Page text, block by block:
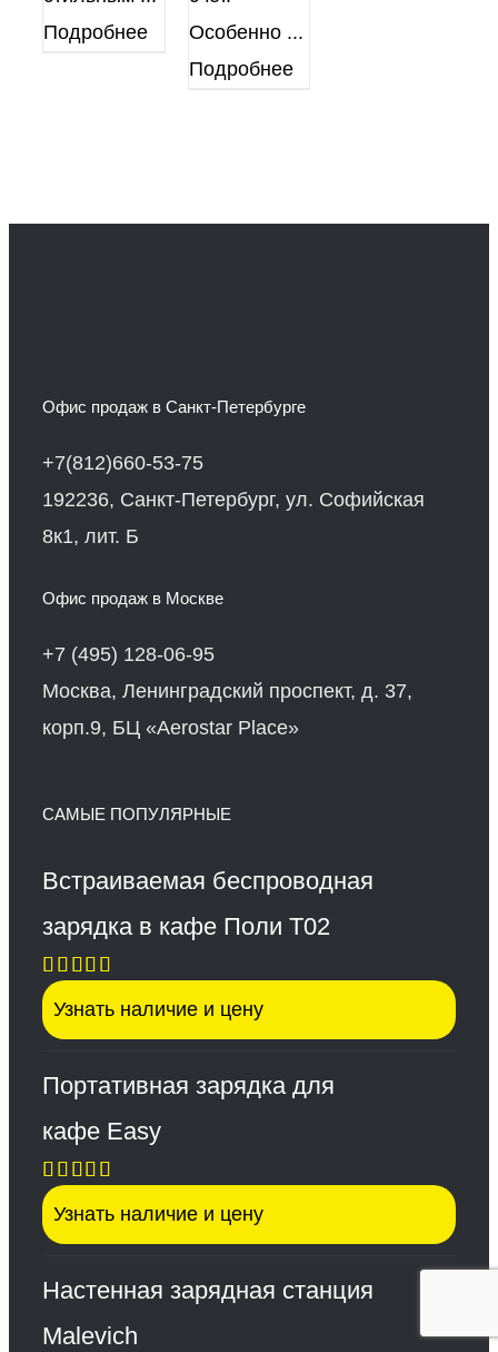
Подробнее
Особенно ...
Подробнее
Офис продаж в Санкт-Петербурге
+7(812)660-53-75
192236, Санкт-Петербург, ул. Софийская
8к1, лит. Б
Офис продаж в Москве
+7 (495) 128-06-95
Москва, Ленинградский проспект, д. 37,
корп.9, БЦ «Aerostar Place»
САМЫЕ ПОПУЛЯРНЫЕ
Встраиваемая беспроводная
зарядка в кафе Поли Т02
Оценка
5.00из 5
Узнать наличие и цену
Портативная зарядка для
кафе Easy
Оценка
5.00из 5
Узнать наличие и цену
Настенная зарядная станция
Malevich